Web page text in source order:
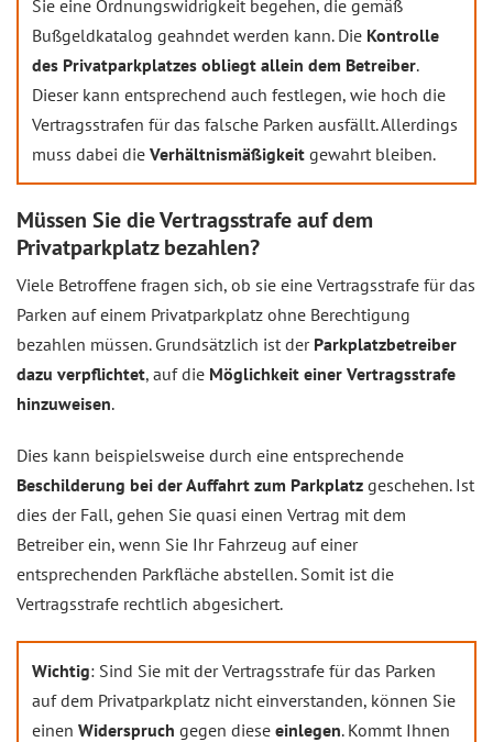
Sie eine Ordnungswidrigkeit begehen, die gemäß
Bußgeldkatalog geahndet werden kann. Die Kontrolle
des Privatparkplatzes obliegt allein dem Betreiber.
Dieser kann entsprechend auch festlegen, wie hoch die
Vertragsstrafen für das falsche Parken ausfällt. Allerdings
muss dabei die Verhältnismäßigkeit gewahrt bleiben.
Müssen Sie die Vertragsstrafe auf dem
Privatparkplatz bezahlen?
Viele Betroffene fragen sich, ob sie eine Vertragsstrafe für das
Parken auf einem Privatparkplatz ohne Berechtigung
bezahlen müssen. Grundsätzlich ist der Parkplatzbetreiber
dazu verpflichtet, auf die Möglichkeit einer Vertragsstrafe
hinzuweisen.
Dies kann beispielsweise durch eine entsprechende
Beschilderung bei der Auffahrt zum Parkplatz geschehen. Ist
dies der Fall, gehen Sie quasi einen Vertrag mit dem
Betreiber ein, wenn Sie Ihr Fahrzeug auf einer
entsprechenden Parkfläche abstellen. Somit ist die
Vertragsstrafe rechtlich abgesichert.
Wichtig: Sind Sie mit der Vertragsstrafe für das Parken
auf dem Privatparkplatz nicht einverstanden, können Sie
einen Widerspruch gegen diese einlegen. Kommt Ihnen